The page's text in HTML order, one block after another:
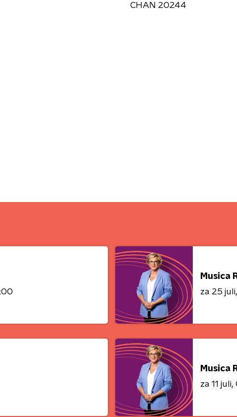
CHAN 20244
Musica
za 25 juli
Musica
za 11 juli